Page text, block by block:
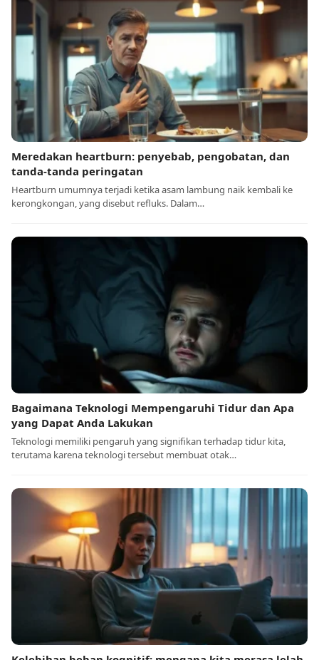
Meredakan heartburn: penyebab, pengobatan, dan
tanda-tanda peringatan
Heartburn umumnya terjadi ketika asam lambung naik kembali ke
kerongkongan, yang disebut refluks. Dalam…
Bagaimana Teknologi Mempengaruhi Tidur dan Apa
yang Dapat Anda Lakukan
Teknologi memiliki pengaruh yang signifikan terhadap tidur kita,
terutama karena teknologi tersebut membuat otak…